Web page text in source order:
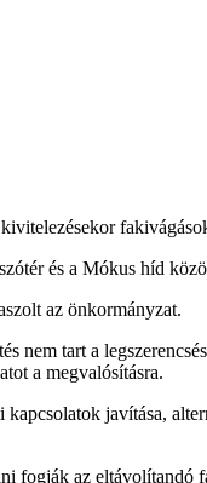
és a Mókus híd
az önkormányzat.
tart a
a megvalósításra.
javítása,
fogják az eltávolítandó